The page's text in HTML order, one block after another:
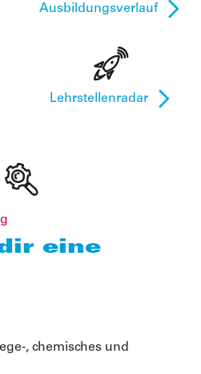
Ausbildungsverlauf
Lehrstellenradar
eine
, chemisches und